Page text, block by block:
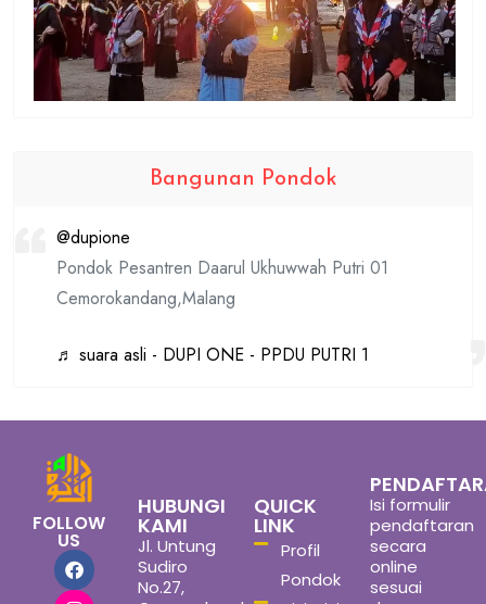
Bangunan Pondok
@dupione
Pondok Pesantren Daarul Ukhuwwah Putri 01
Cemorokandang,Malang
♬ suara asli - DUPI ONE - PPDU PUTRI 1
FOLLOW
US
HUBUNGI
KAMI
Jl. Untung
Sudiro
No.27,
QUICK
LINK
Profil
Pondok
Isi formulir
pendaftaran
secara
online
sesuai